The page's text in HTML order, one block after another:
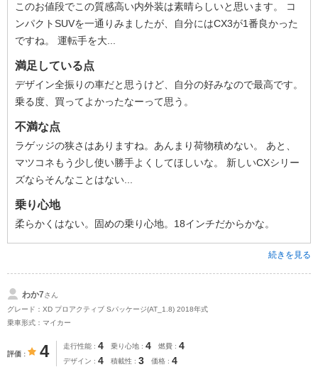
このお値段でこの質感高い内外装は素晴らしいと思います。 コ
ンパクトSUVを一通りみましたが、自分にはCX3が1番良かった
ですね。 運転手を大...
満足している点
デザイン全振りの車だと思うけど、自分の好みなので最高です。
乗る度、買ってよかったなーって思う。
不満な点
ラゲッジの狭さはありますね。あんまり荷物積めない。 あと、
マツコネもう少し使い勝手よくしてほしいな。 新しいCXシリー
ズならそんなことはない...
乗り心地
柔らかくはない。固めの乗り心地。18インチだからかな。
続きを見る
わか7さん
グレード：XD プロアクティブ Sパッケージ(AT_1.8) 2018年式
乗車形式：マイカー
評価 4 走行性能 4 乗り心地 4 燃費 4
デザイン 4 積載性 3 価格 4